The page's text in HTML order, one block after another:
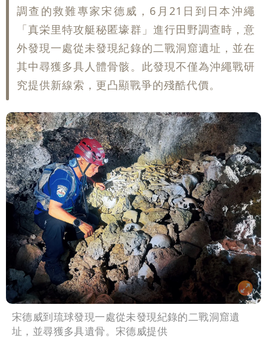
調查的救難專家宋德威，6月21日到日本沖繩
「真栄里特攻艇秘匿壕群」進行田野調查時，意
外發現一處從未發現紀錄的二戰洞窟遺址，並在
其中尋獲多具人體骨骸。此發現不僅為沖繩戰研
究提供新線索，更凸顯戰爭的殘酷代價。
宋德威到琉球發現一處從未發現紀錄的二戰洞窟遺
址，並尋獲多具遺骨。宋德威提供